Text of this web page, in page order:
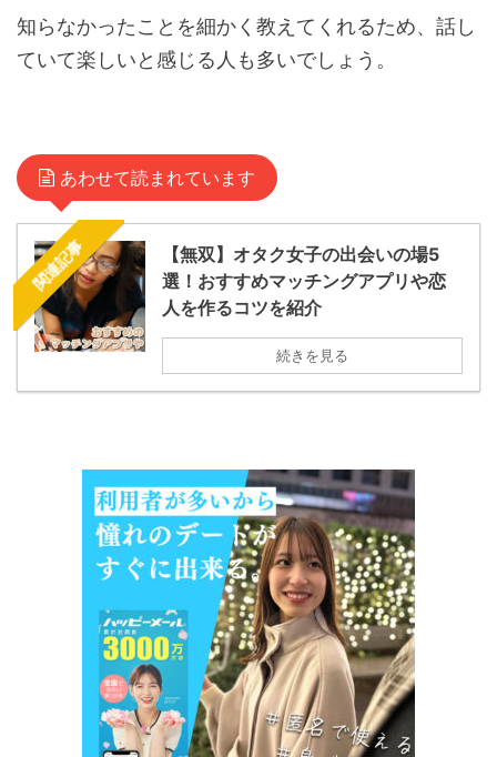
知らなかったことを細かく教えてくれるため、話し
ていて楽しいと感じる人も多いでしょう。
あわせて読まれています
関連記事
【無双】オタク女子の出会いの場5
選！おすすめマッチングアプリや恋
人を作るコツを紹介
続きを見る